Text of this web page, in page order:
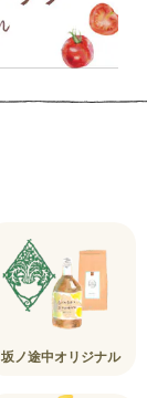
坂ノ途中オリジナル